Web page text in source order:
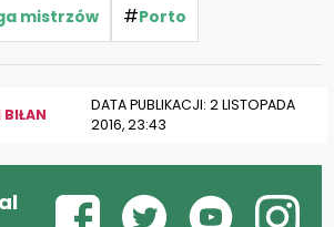
mistrzów #Porto
DATA PUBLIKACJI: 2 LISTOPADA
2016, 23:43